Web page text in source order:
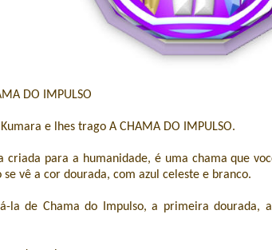
DO IMPULSO
Kumara e lhes trago A CHAMA DO IMPULSO.
criada para a humanidade, é uma chama que
se vê a cor dourada, com azul celeste e branco.
la de Chama do Impulso, a primeira dourada,